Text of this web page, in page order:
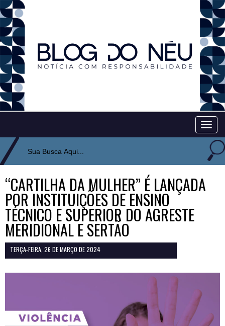
“CARTILHA DA MULHER” É LANÇADA
POR INSTITUIÇÕES DE ENSINO
TÉCNICO E SUPERIOR DO AGRESTE
MERIDIONAL E SERTÃO
TERÇA-FEIRA, 26 DE MARÇO DE 2024